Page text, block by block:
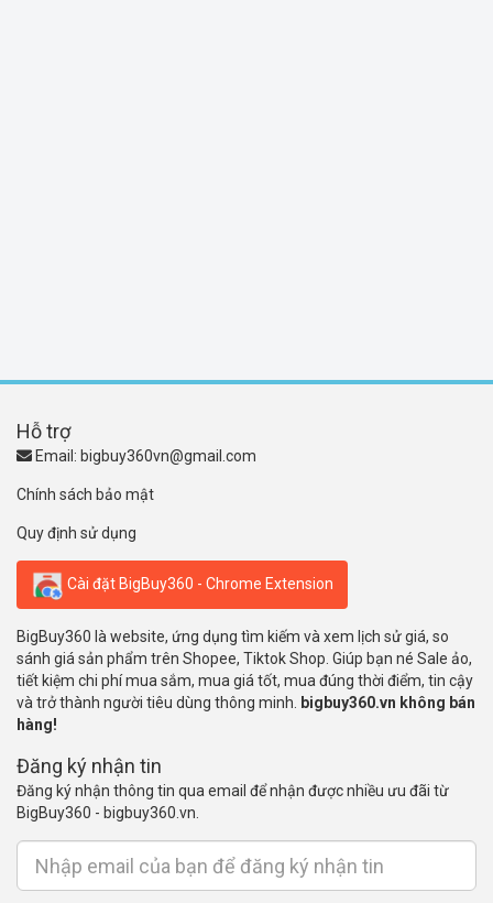
Hỗ trợ
Email: bigbuy360vn@gmail.com
Chính sách bảo mật
Quy định sử dụng
Cài đặt BigBuy360 - Chrome Extension
BigBuy360 là website, ứng dụng tìm kiếm và xem lịch sử giá, so
sánh giá sản phẩm trên Shopee, Tiktok Shop. Giúp bạn né Sale ảo,
tiết kiệm chi phí mua sắm, mua giá tốt, mua đúng thời điểm, tin cậy
và trở thành người tiêu dùng thông minh.
bigbuy360.vn không bán
hàng!
Đăng ký nhận tin
Đăng ký nhận thông tin qua email để nhận được nhiều ưu đãi từ
BigBuy360 - bigbuy360.vn.